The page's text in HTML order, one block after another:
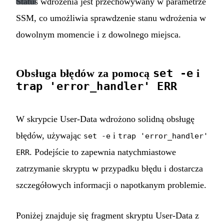
SSM, co umożliwia sprawdzenie stanu wdrożenia w
dowolnym momencie i z dowolnego miejsca.
Obsługa błędów za pomocą set -e i
trap 'error_handler' ERR
W skrypcie User-Data wdrożono solidną obsługę
błędów, używając set -e i trap 'error_handler'
ERR. Podejście to zapewnia natychmiastowe
zatrzymanie skryptu w przypadku błędu i dostarcza
szczegółowych informacji o napotkanym problemie.
Poniżej znajduje się fragment skryptu User-Data z